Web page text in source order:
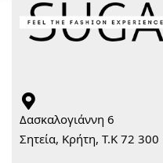
Δασκαλογιάννη 6
Σητεία, Κρήτη, Τ.Κ 72 300